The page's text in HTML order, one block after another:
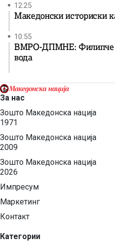
12:25
Македонски историски
10:55
ВМРО-ДПМНЕ: Филипче
вода
За нас
Зошто Македонска нација
1971
Зошто Македонска нација
2009
Зошто Македонска нација
2026
Импресум
Маркетинг
Контакт
Категории